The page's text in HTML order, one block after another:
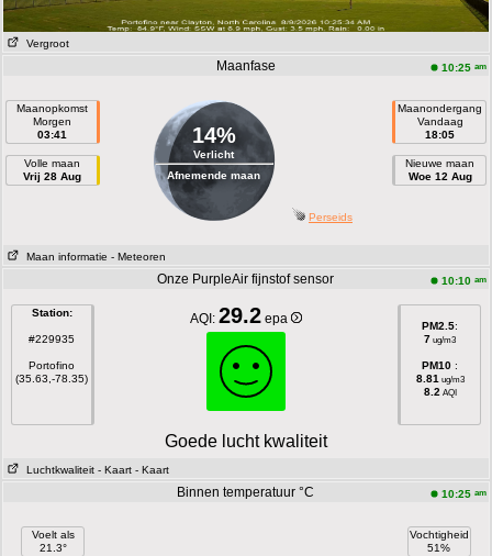
Vergroot
Maanfase 10:25 am
Maanopkomst
Morgen
03:41
Volle maan
Vrij 28 Aug
14%
Verlicht
Afnemende maan
Maanondergang
Vandaag
18:05
Nieuwe maan
Woe 12 Aug
Perseids
Maan informatie - Meteoren
Onze PurpleAir fijnstof sensor 10:10 am
Station:
#229935
Portofino
(35.63,-78.35)
AQI: 29.2 epa PM2.5:
7 ug/m3
PM10 :
8.81ug/m3
8.2AQI
Goede lucht kwaliteit
Luchtkwaliteit - Kaart - Kaart
Binnen temperatuur °C 10:25 am
Voelt als
21.3°
Vochtigheid
51%